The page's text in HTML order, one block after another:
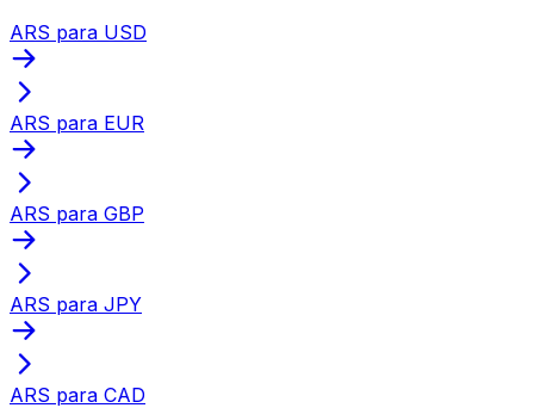
ARS para USD
ARS para EUR
ARS para GBP
ARS para JPY
ARS para CAD